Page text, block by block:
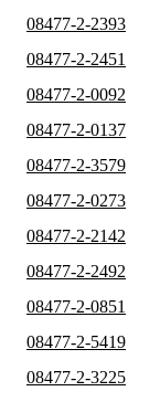
08477-2-2393
08477-2-2451
08477-2-0092
08477-2-0137
08477-2-3579
08477-2-0273
08477-2-2142
08477-2-2492
08477-2-0851
08477-2-5419
08477-2-3225